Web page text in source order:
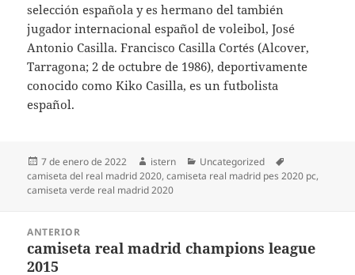
selección española y es hermano del también
jugador internacional español de voleibol, José
Antonio Casilla. Francisco Casilla Cortés (Alcover,
Tarragona; 2 de octubre de 1986), deportivamente
conocido como Kiko Casilla, es un futbolista
español.
Publicado
el
7 de enero de 2022 Autor
istern Categorías
Uncategorized
camiseta del real madrid 2020,camiseta real madrid pes 2020 pc,
camiseta verde real madrid 2020
entradas
ANTERIOR
Entrada
anterior:
camiseta real madrid champions league
2015